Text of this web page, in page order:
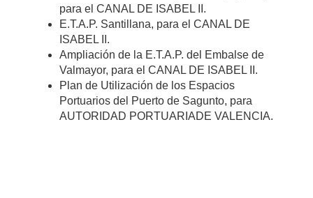
para el CANAL DE ISABEL II.
E.T.A.P. Santillana, para el CANAL DE
ISABEL II.
Ampliación de la E.T.A.P. del Embalse de
Valmayor, para el CANAL DE ISABEL II.
Plan de Utilización de los Espacios
Portuarios del Puerto de Sagunto, para
AUTORIDAD PORTUARIADE VALENCIA.